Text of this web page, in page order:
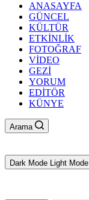
ANASAYFA
GÜNCEL
KÜLTÜR
ETKİNLİK
FOTOĞRAF
VİDEO
GEZİ
YORUM
EDİTÖR
KÜNYE
Arama
Dark Mode Light Mode